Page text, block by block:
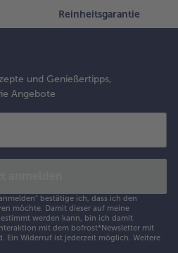
Reinheitsgarantie
und Genießertipps,
Angebote
bestätige ich, dass ich den
möchte. Damit dieser auf meine
werden kann, bin ich damit
mit dem bofrost*Newsletter mit
Ein Widerruf ist jederzeit möglich. Weitere